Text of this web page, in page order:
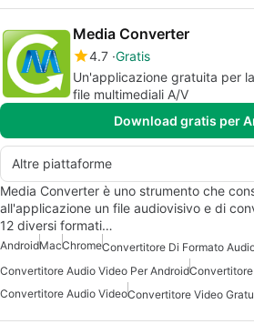
Media Converter
4.7 Gratis
Un'applicazione gratuita per
file multimediali A/V
Download gratis per
Altre piattaforme
Media Converter è uno strumento che
all'applicazione un file audiovisivo e di
12 diversi formati…
AndroidMacChrome
Convertitore Audio Video Per Android
Convertitore Audio Video